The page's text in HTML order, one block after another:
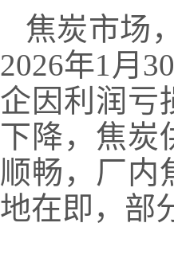
焦炭市场
2026年1月
企因利润亏
下降，焦炭
顺畅，厂内
地在即，部